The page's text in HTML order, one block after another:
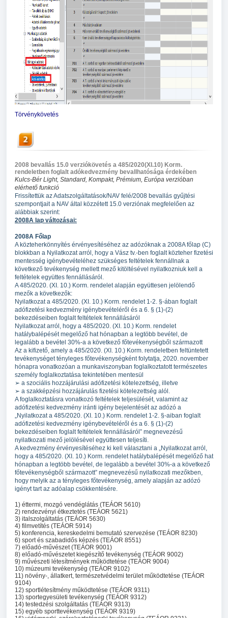
Törvénykövetés
2008 bevallás 15.0 verziókövetés a 485/2020(XI.10) Korm.
rendeletben foglalt adókedvezmény bevallhatósága érdekében
Kulcs-Bér Light, Standard, Kompakt, Prémium, Európa verzióban
elérhető funkció
Frissítettük az Adatszolgáltatások/NAV felé/2008 bevallás gyűjtési
szempontjait a NAV által közzétett 15.0 verziónak megfelelően az
alábbiak szerint:
2008A lap változásai:
2008A Főlap
A közteherkönnyítés érvényesítéséhez az adózóknak a 2008A főlap (C)
blokkban a Nyilatkozat arról, hogy a Vász tv.-ben foglalt közteher fizetési
mentesség igénybevételéhez szükséges feltételek fennállnak a
következő tevékenység mellett mező kitöltésével nyilatkozniuk kell a
feltételek együttes fennállásáról.
A 485/2020. (XI. 10.) Korm. rendelet alapján együttesen jelölendő
mezők a következők:
Nyilatkozat a 485/2020. (XI. 10.) Korm. rendelet 1-2. §-ában foglalt
adófizetési kedvezmény igénybevételéről és a 6. § (1)-(2)
bekezdéseiben foglalt feltételek fennállásáról
Nyilatkozat arról, hogy a 485/2020. (XI. 10.) Korm. rendelet
hatálybalépését megelőző hat hónapban a legtöbb bevétel, de
legalább a bevétel 30%-a a következő főtevékenységből származott
Az a kifizető, amely a 485/2020. (XI. 10.) Korm. rendeletben feltüntetett
tevékenységet tényleges főtevékenységként folytatja, 2020. november
hónapra vonatkozóan a munkaviszonyban foglalkoztatott természetes
személy foglalkoztatása tekintetében mentesül
➢ a szociális hozzájárulási adófizetési kötelezettség, illetve
➢ a szakképzési hozzájárulás fizetési kötelezettség alól.
A foglalkoztatásra vonatkozó feltételek teljesülését, valamint az
adófizetési kedvezmény iránti igény bejelentését az adózó a
„Nyilatkozat a 485/2020. (XI. 10.) Korm. rendelet 1-2. §-aiban foglalt
adófizetési kedvezmény igénybevételéről és a 6. § (1)-(2)
bekezdéseiben foglalt feltételek fennállásáról” megnevezésű
nyilatkozati mező jelölésével együttesen teljesíti.
A kedvezmény érvényesítéséhez ki kell választani a „Nyilatkozat arról,
hogy a 485/2020. (XI. 10.) Korm. rendelet hatálybalépését megelőző hat
hónapban a legtöbb bevétel, de legalább a bevétel 30%-a a következő
főtevékenységből származott” megnevezésű nyilatkozati mezőkben,
hogy melyik az a tényleges főtevékenység, amely alapján az adózó
igényt tart az adóalap csökkentésére.
1) éttermi, mozgó vendéglátás (TEÁOR 5610)
2) rendezvényi étkeztetés (TEÁOR 5621)
3) italszolgáltatás (TEÁOR 5630)
4) filmvetítés (TEÁOR 5914)
5) konferencia, kereskedelmi bemutató szervezése (TEÁOR 8230)
6) sport és szabadidős képzés (TEÁOR 8551)
7) előadó-művészet (TEÁOR 9001)
8) előadó-művészetet kiegészítő tevékenység (TEÁOR 9002)
9) művészeti létesítmények működtetése (TEÁOR 9004)
10) múzeumi tevékenység (TEÁOR 9102)
11) növény-, állatkert, természetvédelmi terület működtetése (TEÁOR
9104)
12) sportlétesítmény működtetése (TEÁOR 9311)
13) sportegyesületi tevékenység (TEÁOR 9312)
14) testedzési szolgáltatás (TEÁOR 9313)
15) egyéb sporttevékenység (TEÁOR 9319)